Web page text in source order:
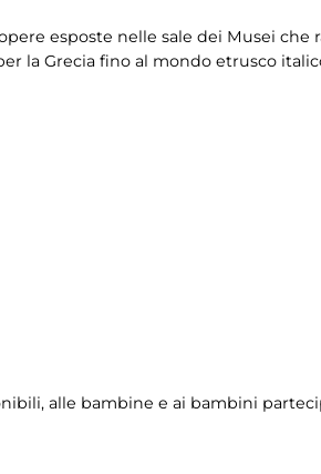
esposte nelle sale dei Musei
la Grecia fino al mondo etrusco
alle bambine e ai bambini